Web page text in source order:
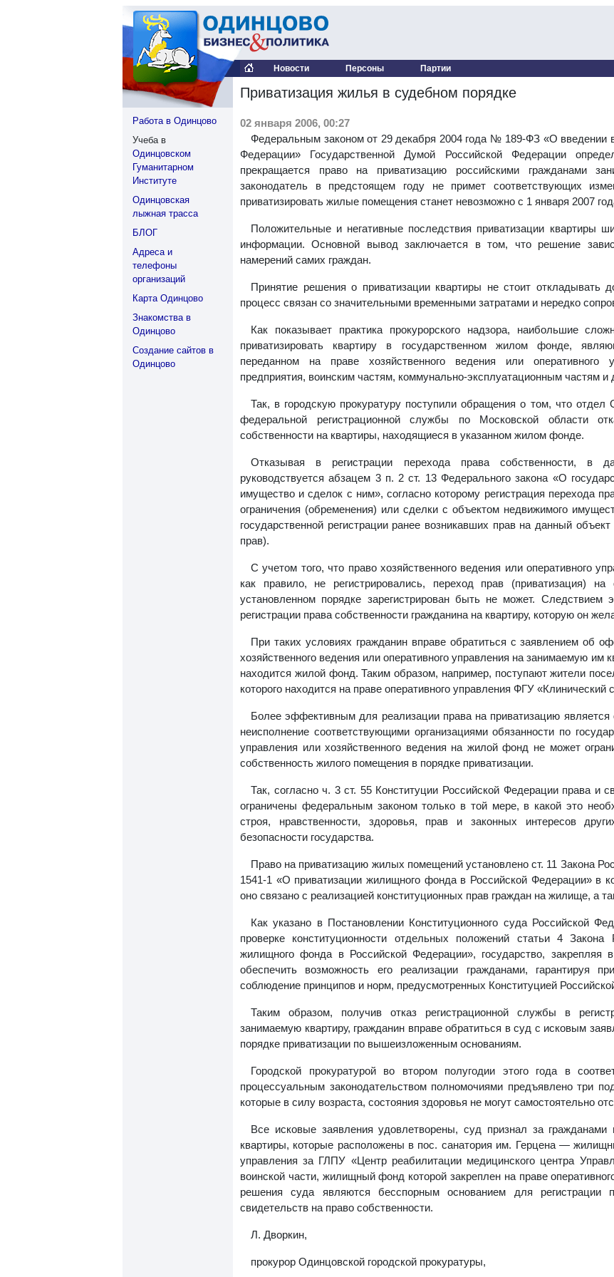
Новости Персоны Партии
Работа в Одинцово
Учеба в
Одинцовском
Гуманитарном
Институте
Одинцовская
лыжная трасса
БЛОГ
Адреса и
телефоны
организаций
Карта Одинцово
Знакомства в
Одинцово
Создание сайтов в
Одинцово
Приватизация жилья в судебном порядке
02 января 2006, 00:27
Федеральным законом от 29 декабря 2004 года № 189-ФЗ «О введении
Федерации» Государственной Думой Российской Федерации
прекращается право на приватизацию российскими гражданами
законодатель в предстоящем году не примет соответствующих
приватизировать жилые помещения станет невозможно с 1 января 2007
Положительные и негативные последствия приватизации квартиры
информации. Основной вывод заключается в том, что решение
намерений самих граждан.
Принятие решения о приватизации квартиры не стоит откладывать
процесс связан со значительными временными затратами и нередко
Как показывает практика прокурорского надзора, наибольшие
приватизировать квартиру в государственном жилом фонде,
переданном на праве хозяйственного ведения или оперативного
предприятия, воинским частям, коммунально-эксплуатационным частям
Так, в городскую прокуратуру поступили обращения о том, что отдел
федеральной регистрационной службы по Московской области
собственности на квартиры, находящиеся в указанном жилом фонде.
Отказывая в регистрации перехода права собственности, в
руководствуется абзацем 3 п. 2 ст. 13 Федерального закона «О
имущество и сделок с ним», согласно которому регистрация перехода
ограничения (обременения) или сделки с объектом недвижимого
государственной регистрации ранее возникавших прав на данный
прав).
С учетом того, что право хозяйственного ведения или оперативного
как правило, не регистрировались, переход прав (приватизация)
установленном порядке зарегистрирован быть не может. Следствием
регистрации права собственности гражданина на квартиру, которую он
При таких условиях гражданин вправе обратиться с заявлением об
хозяйственного ведения или оперативного управления на занимаемую им
находится жилой фонд. Таким образом, например, поступают жители
которого находится на праве оперативного управления ФГУ «Клинический
Более эффективным для реализации права на приватизацию
неисполнение соответствующими организациями обязанности по
управления или хозяйственного ведения на жилой фонд не может
собственность жилого помещения в порядке приватизации.
Так, согласно ч. 3 ст. 55 Конституции Российской Федерации права и
ограничены федеральным законом только в той мере, в какой это
строя, нравственности, здоровья, прав и законных интересов
безопасности государства.
Право на приватизацию жилых помещений установлено ст. 11 Закона
1541-1 «О приватизации жилищного фонда в Российской Федерации» в
оно связано с реализацией конституционных прав граждан на жилище, а
Как указано в Постановлении Конституционного суда Российской
проверке конституционности отдельных положений статьи 4
жилищного фонда в Российской Федерации», государство, закрепляя
обеспечить возможность его реализации гражданами, гарантируя
соблюдение принципов и норм, предусмотренных Конституцией
Таким образом, получив отказ регистрационной службы в
занимаемую квартиру, гражданин вправе обратиться в суд с исковым
порядке приватизации по вышеизложенным основаниям.
Городской прокуратурой во втором полугодии этого года в
процессуальным законодательством полномочиями предъявлено три
которые в силу возраста, состояния здоровья не могут самостоятельно
Все исковые заявления удовлетворены, суд признал за
квартиры, которые расположены в пос. санатория им. Герцена —
управления за ГЛПУ «Центр реабилитации медицинского центра
воинской части, жилищный фонд которой закреплен на праве
решения суда являются бесспорным основанием для
свидетельств на право собственности.
Л. Дворкин,
прокурор Одинцовской городской прокуратуры,